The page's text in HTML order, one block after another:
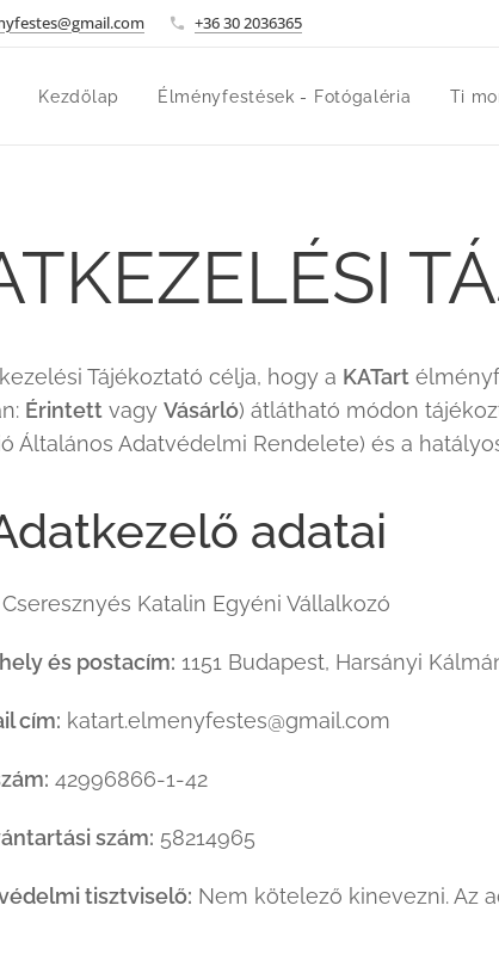
+36 30 2036365
Kezdőlap Élményfestések - Fotógaléria Ti
Tájékoztató célja, hogy a KATart
Érintettvagy Vásárló) átlátható módon
Általános Adatvédelmi Rendelete) és a
adatai
Cseresznyés Katalin Egyéni Vállalkozó
és postacím: 1151 Budapest, Harsányi
cím: katart.elmenyfestes@gmail.com
42996866-1-42
szám: 58214965
tisztviselő: Nem kötelező kinevezni. Az